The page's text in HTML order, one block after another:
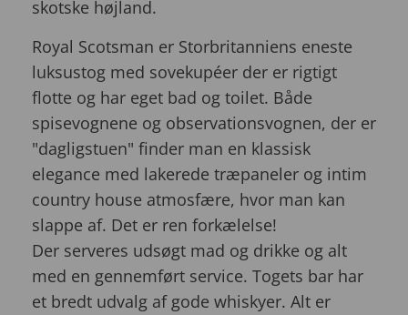
skotske højland.
Royal Scotsman er Storbritanniens eneste
luksustog med sovekupéer der er rigtigt
flotte og har eget bad og toilet. Både
spisevognene og observationsvognen, der er
"dagligstuen" finder man en klassisk
elegance med lakerede træpaneler og intim
country house atmosfære, hvor man kan
slappe af. Det er ren forkælelse!
Der serveres udsøgt mad og drikke og alt
med en gennemført service. Togets bar har
et bredt udvalg af gode whiskyer. Alt er